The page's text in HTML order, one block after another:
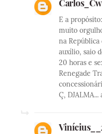
E a
muito
na
auxílio, saio
20 horas e
Renegade
Ç,